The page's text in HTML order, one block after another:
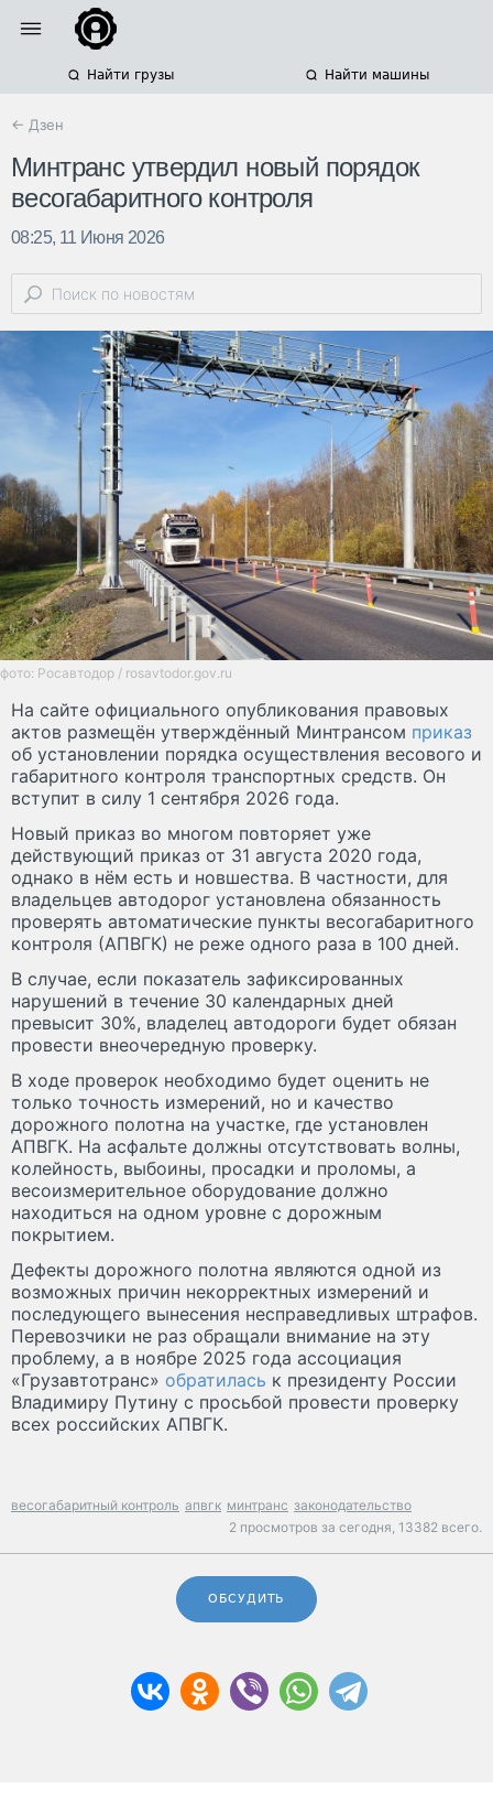
Найти грузы Найти машины
← Дзен
Минтранс утвердил новый порядок
весогабаритного контроля
08:25, 11 Июня 2026
фото: Росавтодор / rosavtodor.gov.ru
На сайте официального опубликования правовых
актов размещён утверждённый Минтрансом приказ
об установлении порядка осуществления весового и
габаритного контроля транспортных средств. Он
вступит в силу 1 сентября 2026 года.
Новый приказ во многом повторяет уже
действующий приказ от 31 августа 2020 года,
однако в нём есть и новшества. В частности, для
владельцев автодорог установлена обязанность
проверять автоматические пункты весогабаритного
контроля (АПВГК) не реже одного раза в 100 дней.
В случае, если показатель зафиксированных
нарушений в течение 30 календарных дней
превысит 30%, владелец автодороги будет обязан
провести внеочередную проверку.
В ходе проверок необходимо будет оценить не
только точность измерений, но и качество
дорожного полотна на участке, где установлен
АПВГК. На асфальте должны отсутствовать волны,
колейность, выбоины, просадки и проломы, а
весоизмерительное оборудование должно
находиться на одном уровне с дорожным
покрытием.
Дефекты дорожного полотна являются одной из
возможных причин некорректных измерений и
последующего вынесения несправедливых штрафов.
Перевозчики не раз обращали внимание на эту
проблему, а в ноябре 2025 года ассоциация
«Грузавтотранс» обратилась к президенту России
Владимиру Путину с просьбой провести проверку
всех российских АПВГК.
весогабаритный контроль апвгк минтранс законодательство
2 просмотров за сегодня, 13382 всего.
ОБСУДИТЬ